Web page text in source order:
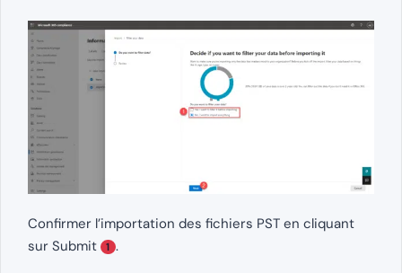
Confirmer l’importation des fichiers PST en cliquant
sur Submit
1 .